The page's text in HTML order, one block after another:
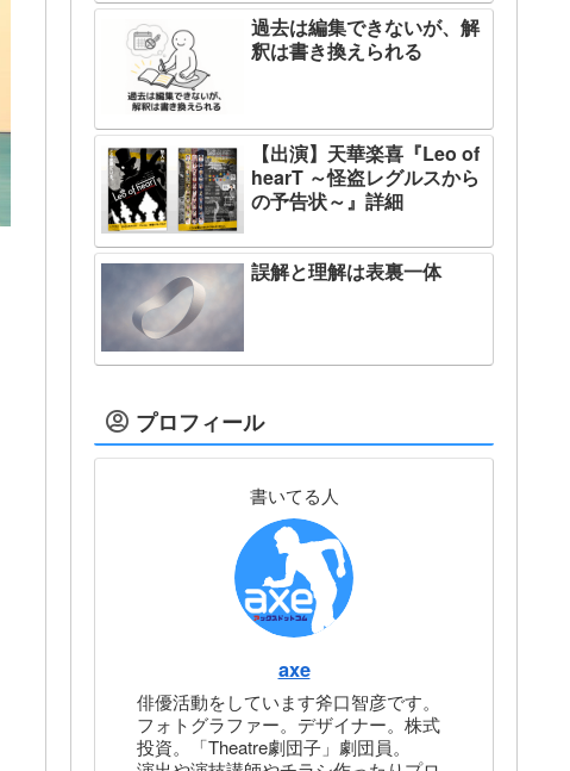
過去は編集できないが、解
釈は書き換えられる
【出演】天華楽喜『Leo of
hearT ～怪盗レグルスから
の予告状～』詳細
誤解と理解は表裏一体
プロフィール
書いてる人
axe
俳優活動をしています斧口智彦です。
フォトグラファー。デザイナー。株式
投資。「Theatre劇団子」劇団員。